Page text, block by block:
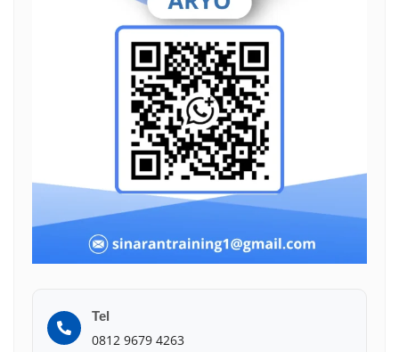
Tel
0812 9679 4263